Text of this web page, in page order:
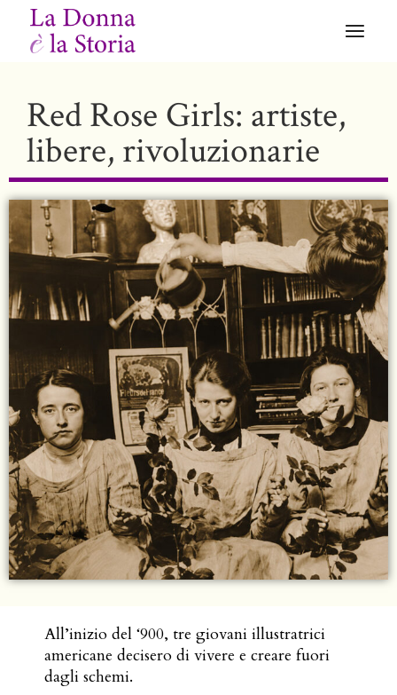
Red Rose Girls: artiste,
libere, rivoluzionarie
All’inizio del ‘900, tre giovani illustratrici
americane decisero di vivere e creare fuori
dagli schemi.